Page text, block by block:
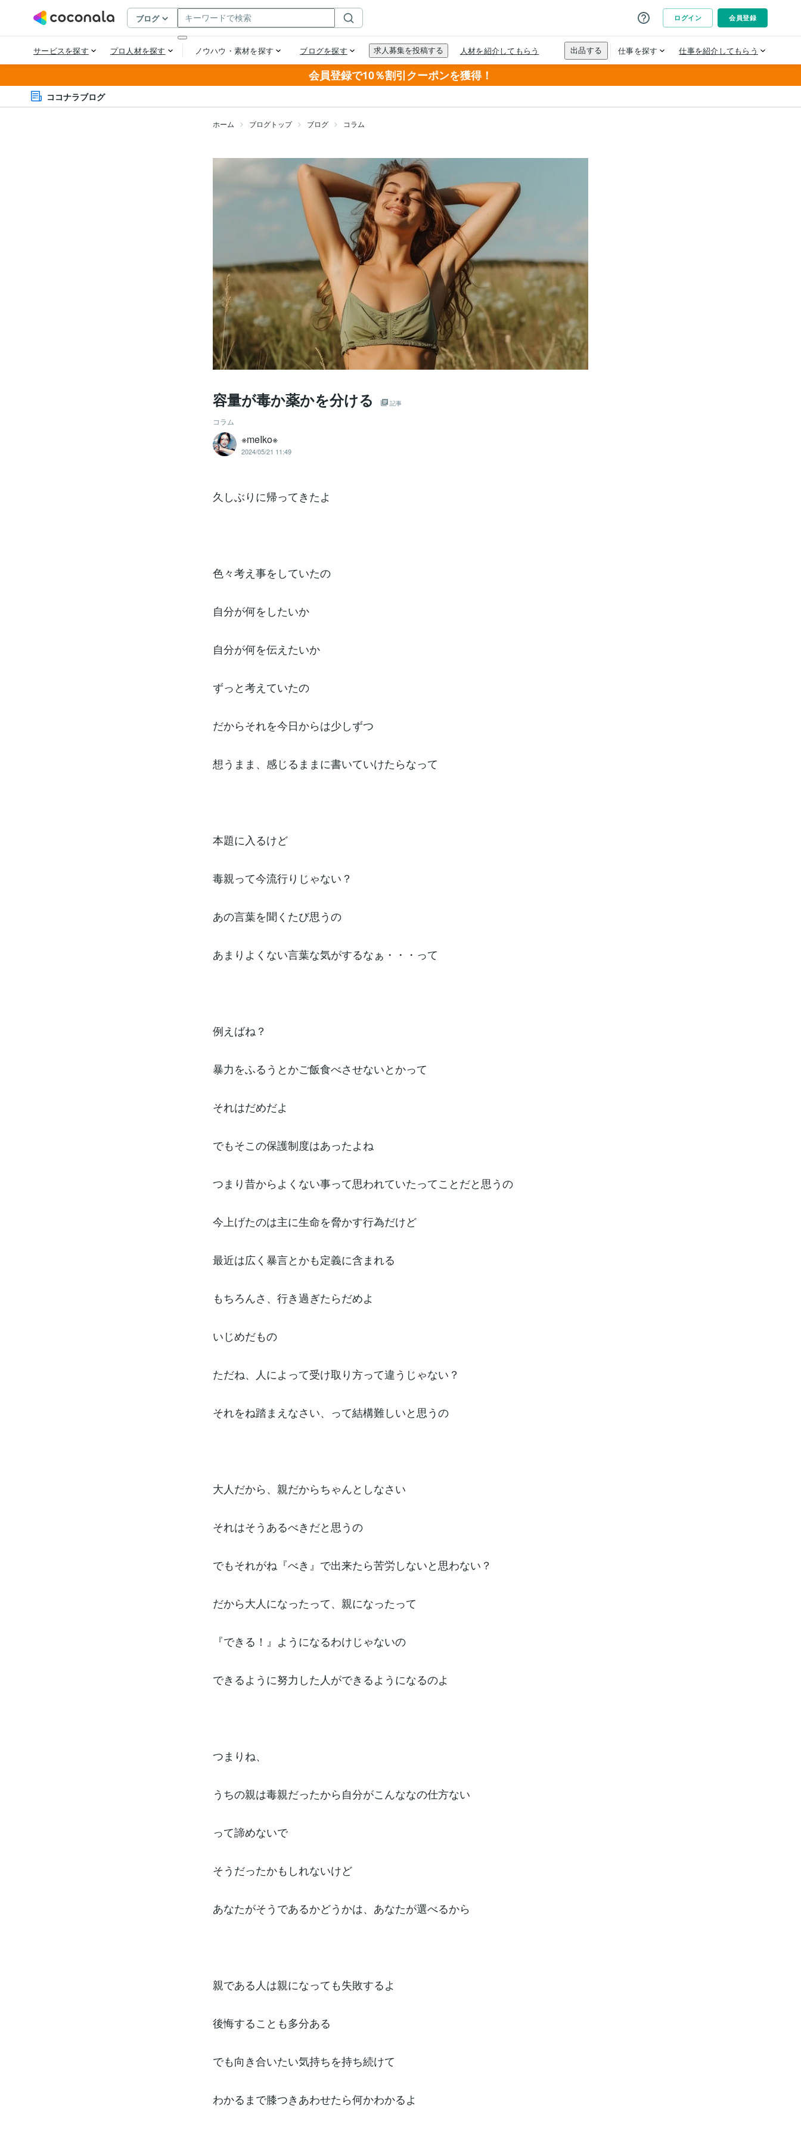
会員登録で10％割引クーポンを獲得！
ココナラブログ
ホーム ブログトップ ブログ コラム
容量が毒か薬かを分ける 記事
コラム
※meIko※
2024/05/21 11:49
久しぶりに帰ってきたよ
色々考え事をしていたの
自分が何をしたいか
自分が何を伝えたいか
ずっと考えていたの
だからそれを今日からは少しずつ
想うまま、感じるままに書いていけたらなって
本題に入るけど
毒親って今流行りじゃない？
あの言葉を聞くたび思うの
あまりよくない言葉な気がするなぁ・・・って
例えばね？
暴力をふるうとかご飯食べさせないとかって
それはだめだよ
でもそこの保護制度はあったよね
つまり昔からよくない事って思われていたってことだと思うの
今上げたのは主に生命を脅かす行為だけど
最近は広く暴言とかも定義に含まれる
もちろんさ、行き過ぎたらだめよ
いじめだもの
ただね、人によって受け取り方って違うじゃない？
それをね踏まえなさい、って結構難しいと思うの
大人だから、親だからちゃんとしなさい
それはそうあるべきだと思うの
でもそれがね『べき』で出来たら苦労しないと思わない？
だから大人になったって、親になったって
『できる！』ようになるわけじゃないの
できるように努力した人ができるようになるのよ
つまりね、
うちの親は毒親だったから自分がこんななの仕方ない
って諦めないで
そうだったかもしれないけど
あなたがそうであるかどうかは、あなたが選べるから
親である人は親になっても失敗するよ
後悔することも多分ある
でも向き合いたい気持ちを持ち続けて
わかるまで膝つきあわせたら何かわかるよ